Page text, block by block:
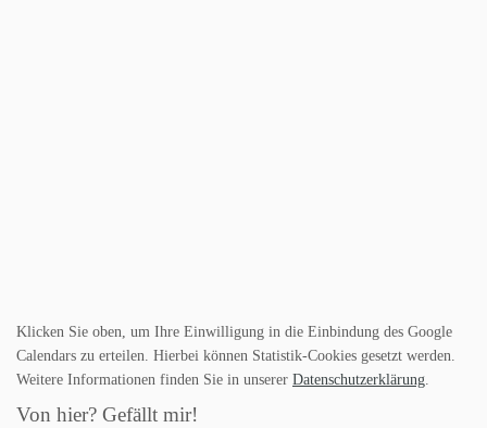
Klicken Sie oben, um Ihre Einwilligung in die Einbindung des Google
Calendars zu erteilen. Hierbei können Statistik-Cookies gesetzt werden.
Weitere Informationen finden Sie in unserer Datenschutzerklärung.
Von hier? Gefällt mir!